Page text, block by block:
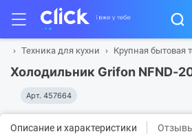
Техника для кухни Крупная бытовая
Холодильник Grifon NFND-
Арт. 457664
Описание и характеристики